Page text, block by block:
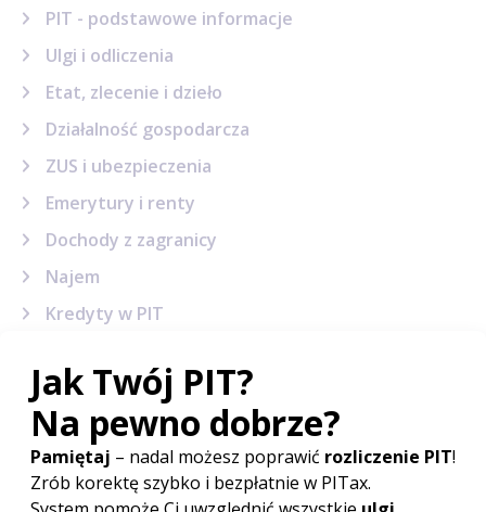
PIT - podstawowe informacje
Ulgi i odliczenia
Etat, zlecenie i dzieło
Działalność gospodarcza
ZUS i ubezpieczenia
Emerytury i renty
Dochody z zagranicy
Najem
Kredyty w PIT
Sytuacje podatkowe
Terminy, wskaźniki i stawki
Sprawy urzędowe
Formularze podatkowe